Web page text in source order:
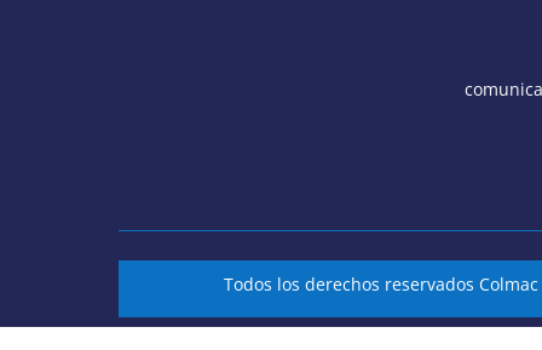
Todos los derechos reservados